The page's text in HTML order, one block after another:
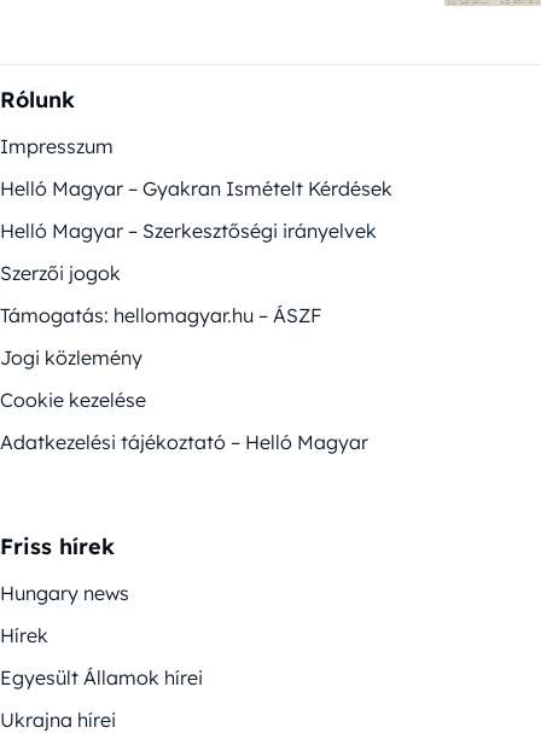
Rólunk
Impresszum
Helló Magyar – Gyakran Ismételt Kérdések
Helló Magyar – Szerkesztőségi irányelvek
Szerzői jogok
Támogatás: hellomagyar.hu – ÁSZF
Jogi közlemény
Cookie kezelése
Adatkezelési tájékoztató – Helló Magyar
Friss hírek
Hungary news
Hírek
Egyesült Államok hírei
Ukrajna hírei